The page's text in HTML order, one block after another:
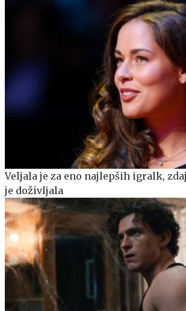
Veljala je za eno najlepših igralk,
je doživljala